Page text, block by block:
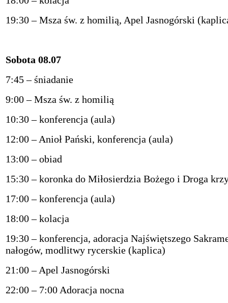
19:30 – Msza św. z homilią, Apel Jasnogórski
Sobota 08.07
7:45 – śniadanie
9:00 – Msza św. z homilią
10:30 – konferencja (aula)
12:00 – Anioł Pański, konferencja (aula)
13:00 – obiad
15:30 – koronka do Miłosierdzia Bożego i Droga
17:00 – konferencja (aula)
18:00 – kolacja
19:30 – konferencja, adoracja Najświętszego
nałogów, modlitwy rycerskie (kaplica)
21:00 – Apel Jasnogórski
22:00 – 7:00 Adoracja nocna